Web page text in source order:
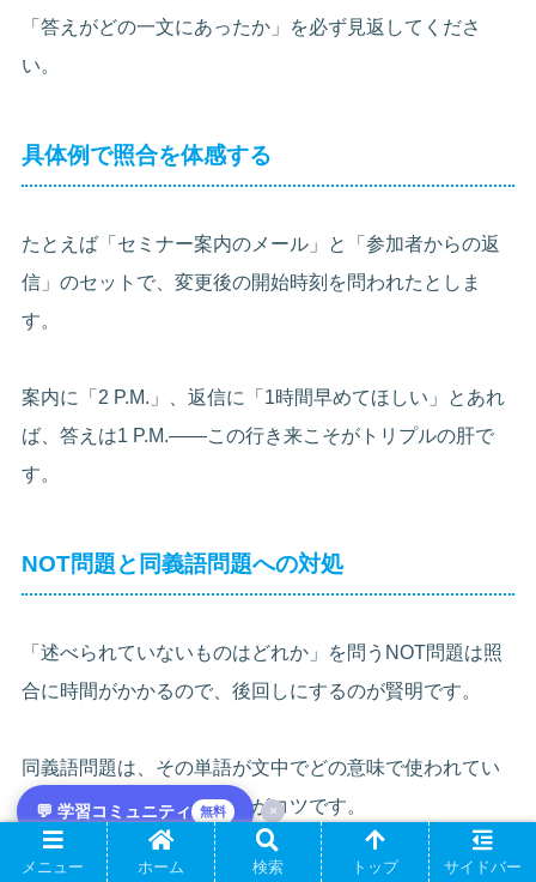
「答えがどの一文にあったか」を必ず見返してくださ
い。
具体例で照合を体感する
たとえば「セミナー案内のメール」と「参加者からの返
信」のセットで、変更後の開始時刻を問われたとしま
す。
案内に「2 P.M.」、返信に「1時間早めてほしい」とあれ
ば、答えは1 P.M.——この行き来こそがトリプルの肝で
す。
NOT問題と同義語問題への対処
「述べられていないものはどれか」を問うNOT問題は照
合に時間がかかるので、後回しにするのが賢明です。
同義語問題は、その単語が文中でどの意味で使われてい
るかを前後から判断するのがコツです。
💬 学習コミュニティ 無料 ×
メニュー ホーム 検索 トップ サイドバー